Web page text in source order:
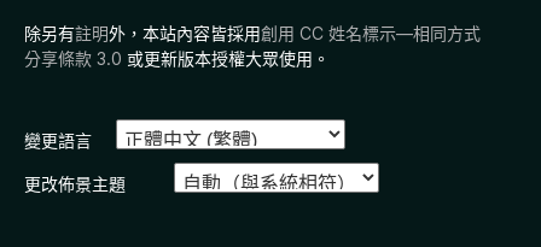
除另有註明外，本站內容皆採用創用 CC 姓名標示—相同方式
分享條款 3.0 或更新版本授權大眾使用。
變更語言
更改佈景主題